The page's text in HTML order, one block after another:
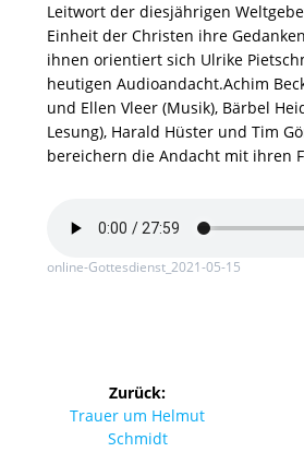
Leitwort der diesjährigen
Einheit der Christen ihre
ihnen orientiert sich Ulrike
heutigen Audioandacht.Achim
und Ellen Vleer (Musik), Bärbel
Lesung), Harald Hüster und Tim
bereichern die Andacht mit ihren
online-Gottesdienst_2021-05-15
Zurück:
Vorheriger
Beitrag:
Trauer um Helmut
Schmidt